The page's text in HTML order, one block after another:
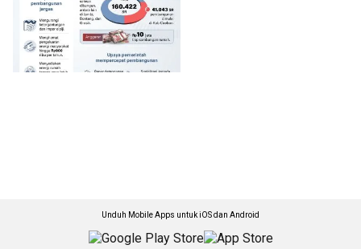
Unduh Mobile Apps untuk iOS dan Android